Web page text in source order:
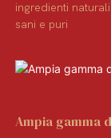
ingredienti
sani e puri
Ampia gamma